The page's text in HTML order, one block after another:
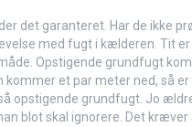
det garanteret. Har de ikke
med fugt i kælderen. Tit
Opstigende grundfugt
kommer et par meter ned, så
opstigende grundfugt. Jo
blot skal ignorere. Det kræver